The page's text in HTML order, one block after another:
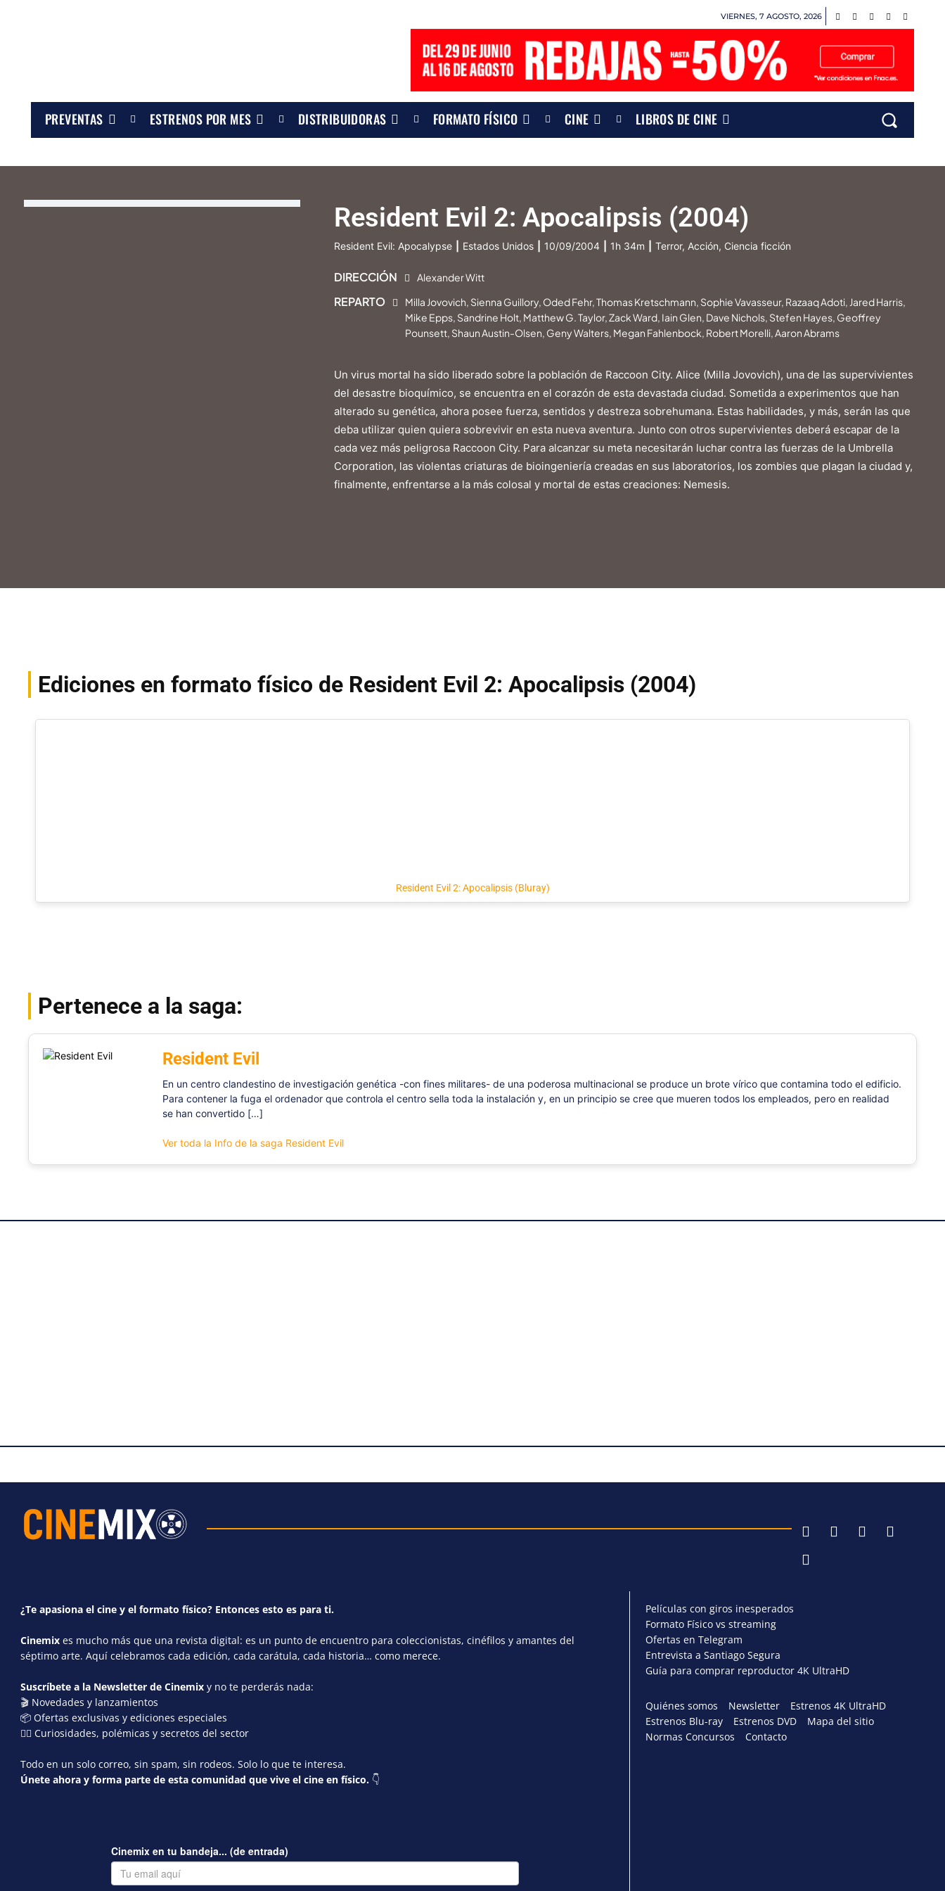
VIERNES, 7 AGOSTO, 2026
PREVENTAS ESTRENOS POR MES DISTRIBUIDORAS FORMATO FÍSICO CINE LIBROS DE CINE
Resident Evil 2: Apocalipsis (2004)
Resident Evil: Apocalypse Estados Unidos 10/09/2004 1h 34m Terror, Acción, Ciencia ficción
DIRECCIÓN Alexander Witt
REPARTO
Milla Jovovich, Sienna Guillory, Oded Fehr, Thomas Kretschmann, Sophie Vavasseur, Razaaq Adoti, Jared Harris,
Mike Epps, Sandrine Holt, Matthew G. Taylor, Zack Ward, Iain Glen, Dave Nichols, Stefen Hayes, Geoffrey
Pounsett, Shaun Austin-Olsen, Geny Walters, Megan Fahlenbock, Robert Morelli, Aaron Abrams
Un virus mortal ha sido liberado sobre la población de Raccoon City. Alice (Milla Jovovich), una de las supervivientes
del desastre bioquímico, se encuentra en el corazón de esta devastada ciudad. Sometida a experimentos que han
alterado su genética, ahora posee fuerza, sentidos y destreza sobrehumana. Estas habilidades, y más, serán las que
deba utilizar quien quiera sobrevivir en esta nueva aventura. Junto con otros supervivientes deberá escapar de la
cada vez más peligrosa Raccoon City. Para alcanzar su meta necesitarán luchar contra las fuerzas de la Umbrella
Corporation, las violentas criaturas de bioingeniería creadas en sus laboratorios, los zombies que plagan la ciudad y,
finalmente, enfrentarse a la más colosal y mortal de estas creaciones: Nemesis.
Ediciones en formato físico de Resident Evil 2: Apocalipsis (2004)
Resident Evil 2: Apocalipsis (Bluray)
Pertenece a la saga:
Resident Evil
En un centro clandestino de investigación genética -con fines militares- de una poderosa multinacional se produce un brote vírico que contamina todo el edificio.
Para contener la fuga el ordenador que controla el centro sella toda la instalación y, en un principio se cree que mueren todos los empleados, pero en realidad
se han convertido […]
Ver toda la Info de la saga Resident Evil
¿Te apasiona el cine y el formato físico? Entonces esto es para ti.
Cinemix es mucho más que una revista digital: es un punto de encuentro para coleccionistas, cinéfilos y amantes del
séptimo arte. Aquí celebramos cada edición, cada carátula, cada historia… como merece.
Suscríbete a la Newsletter de Cinemix y no te perderás nada:
🎬 Novedades y lanzamientos
📦 Ofertas exclusivas y ediciones especiales
🕵️‍♂️ Curiosidades, polémicas y secretos del sector
Todo en un solo correo, sin spam, sin rodeos. Solo lo que te interesa.
Únete ahora y forma parte de esta comunidad que vive el cine en físico. 👇
Películas con giros inesperados
Formato Físico vs streaming
Ofertas en Telegram
Entrevista a Santiago Segura
Guía para comprar reproductor 4K UltraHD
Quiénes somos Newsletter
Estrenos 4K UltraHD
Estrenos Blu-ray
Estrenos DVD
Mapa del sitio
Normas Concursos
Contacto